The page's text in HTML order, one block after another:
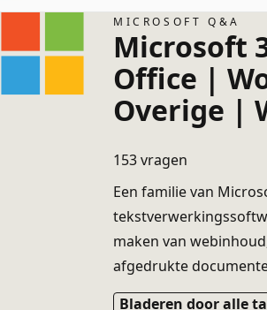
MICROSOFT Q&A
Microsoft
Office |
Overige |
153 vragen
Een familie van
maken van
afgedrukte
Bladeren door alle